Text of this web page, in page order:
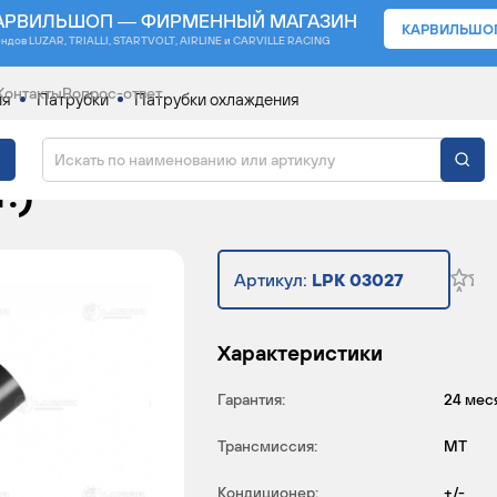
— ФИРМЕННЫЙ МАГАЗИН
LUZAR, TRIALLI, STARTVOLT, AIRLINE и CARVILLE RACING
Вопрос-ответ
Патрубки Патрубки охлаждения
А/М ГАЗЕЛЬ 3302
Артикул: LPK 03027
Характеристики
Гарантия: 24
Трансмиссия: MT
Кондиционер: +/-